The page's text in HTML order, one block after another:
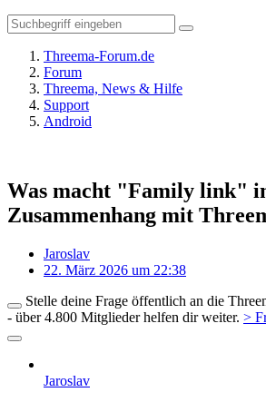
Threema-Forum.de
Forum
Threema, News & Hilfe
Support
Android
Was macht "Family link"
Zusammenhang mit
Jaroslav
22. März 2026 um 22:38
Stelle deine Frage öffentlich an die
- über 4.800 Mitglieder helfen dir weiter. >
Jaroslav